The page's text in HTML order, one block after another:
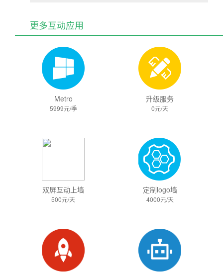
更多互动应用
Metro
5999元/季
升级服务
0元/天
双屏互动上墙
500元/天
定制logo墙
4000元/天